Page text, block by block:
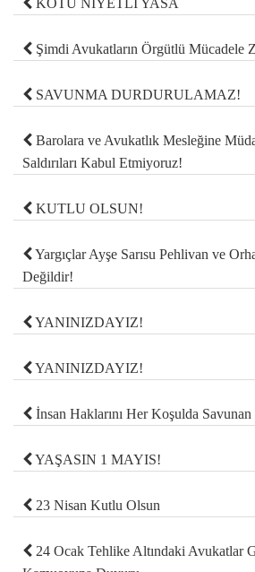
KÖTÜ NİYETLİ YASA
Şimdi Avukatların Örgütlü Mücadele
SAVUNMA DURDURULAMAZ!
Barolara ve Avukatlık Mesleğine
Saldırıları Kabul Etmiyoruz!
KUTLU OLSUN!
Yargıçlar Ayşe Sarısu Pehlivan ve
Değildir!
YANINIZDAYIZ!
YANINIZDAYIZ!
İnsan Haklarını Her Koşulda Savunan
YAŞASIN 1 MAYIS!
23 Nisan Kutlu Olsun
24 Ocak Tehlike Altındaki Avukatlar